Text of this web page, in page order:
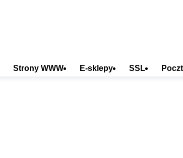
Strony WWW E-sklepy SSL